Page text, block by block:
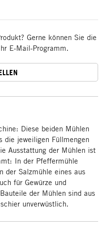
Diese beiden Mühlen
die jeweiligen Füllmengen
Ausstattung der Mühlen ist
In der Pfeffermühle
der Salzmühle eines aus
für Gewürze und
der Mühlen sind aus
unverwüstlich.
Gerne können Sie die
E-Mail-Programm.